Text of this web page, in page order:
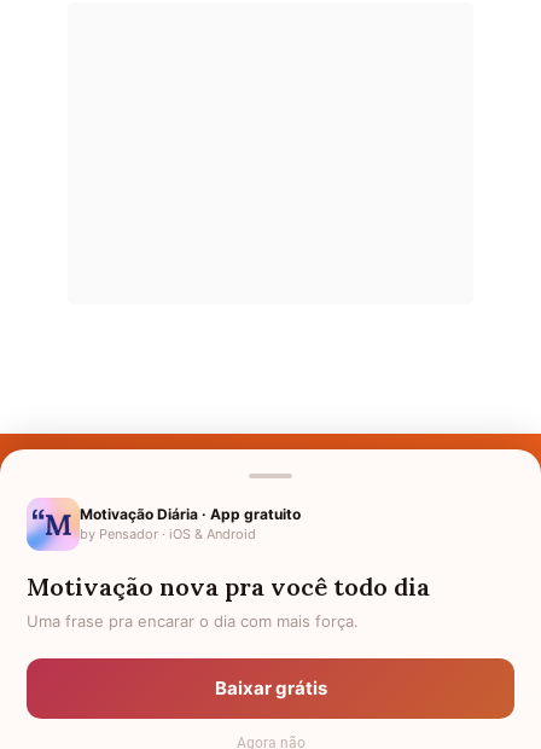
Nomes pelo Mundo
Política de Privacidade
Anuncie
Motivação Diária · App gratuito
by Pensador · iOS & Android
Motivação nova pra você todo dia
Uma frase pra encarar o dia com mais força.
Baixar grátis
Agora não